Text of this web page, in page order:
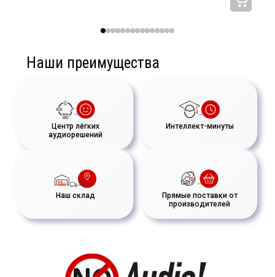
Наши преимущества
Центр лёгких
аудиорешений
Интеллект-минуты
Наш склад
Прямые поставки от
производителей